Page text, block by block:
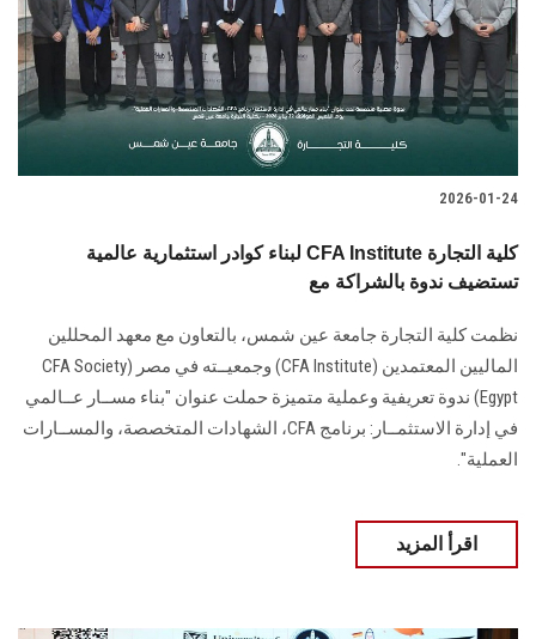
الطلاب
هيئة التدريس
الدراسات العليا
الزائـرون
سجل الان
2026-01-24
لبناء كوادر استثمارية عالمية CFA Institute كلية التجارة
تستضيف ندوة بالشراكة مع
نظمت كلية التجارة جامعة عين شمس، بالتعاون مع معهد المحللين
الماليين المعتمدين (CFA Institute) وجمعيــته في مصر (CFA Society
Egypt) ندوة تعريفية وعملية متميزة حملت عنوان "بناء مســار عــالمي
في إدارة الاستثمــار: برنامج CFA، الشهادات المتخصصة، والمســارات
العملية".
اقرأ المزيد